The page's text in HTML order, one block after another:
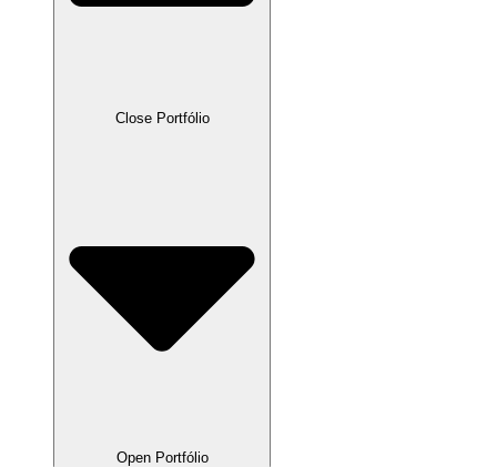
Close Portfólio
Open Portfólio